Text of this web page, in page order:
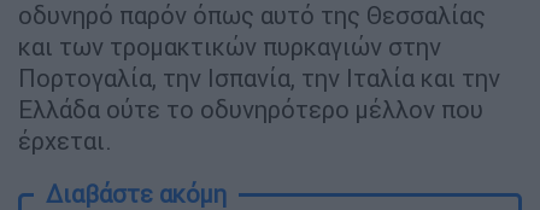
οδυνηρό παρόν όπως αυτό της Θεσσαλίας
και των τρομακτικών πυρκαγιών στην
Πορτογαλία, την Ισπανία, την Ιταλία και την
Ελλάδα ούτε το οδυνηρότερο μέλλον που
έρχεται.
Διαβάστε ακόμη